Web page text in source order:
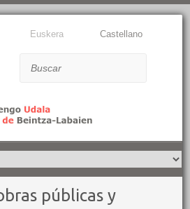
Euskera Castellano
públicas y